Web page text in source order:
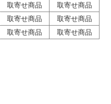
取寄せ商品
取寄せ商品
取寄せ商品
取寄せ商品
取寄せ商品
取寄せ商品